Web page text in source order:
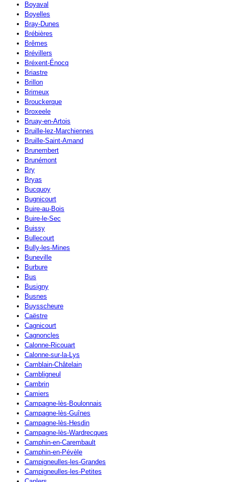
Boyaval
Boyelles
Bray-Dunes
Brébières
Brêmes
Brévillers
Bréxent-Énocq
Briastre
Brillon
Brimeux
Brouckerque
Broxeele
Bruay-en-Artois
Bruille-lez-Marchiennes
Bruille-Saint-Amand
Brunembert
Brunémont
Bry
Bryas
Bucquoy
Bugnicourt
Buire-au-Bois
Buire-le-Sec
Buissy
Bullecourt
Bully-les-Mines
Buneville
Burbure
Bus
Busigny
Busnes
Buysscheure
Caëstre
Cagnicourt
Cagnoncles
Calonne-Ricouart
Calonne-sur-la-Lys
Camblain-Châtelain
Cambligneul
Cambrin
Camiers
Campagne-lès-Boulonnais
Campagne-lès-Guînes
Campagne-lès-Hesdin
Campagne-lès-Wardrecques
Camphin-en-Carembault
Camphin-en-Pévèle
Campigneulles-les-Grandes
Campigneulles-les-Petites